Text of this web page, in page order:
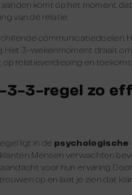
komt op het moment
van de relatie.
communicatiedoelen.
Het 3-wekenmoment draait
relatieverdieping en
3-3-regel zo
ligt in de psychologische
Mensen verwachten
voor hun ervaring.
op en laat je zien dat